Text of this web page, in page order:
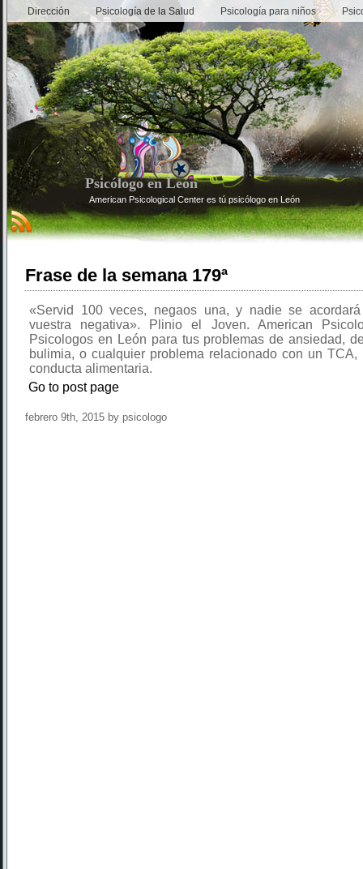
Dirección Psicología de la Salud Psicología para niños
Psicólogo en León
American Psicological Center es tú psicólogo en León
Frase de la semana 179ª
«Servid 100 veces, negaos una, y nadie se
vuestra negativa». Plinio el Joven. American
Psicologos en León para tus problemas de ansiedad,
bulimia, o cualquier problema relacionado con un TCA,
conducta alimentaria.
Go to post page
febrero 9th, 2015 by psicologo